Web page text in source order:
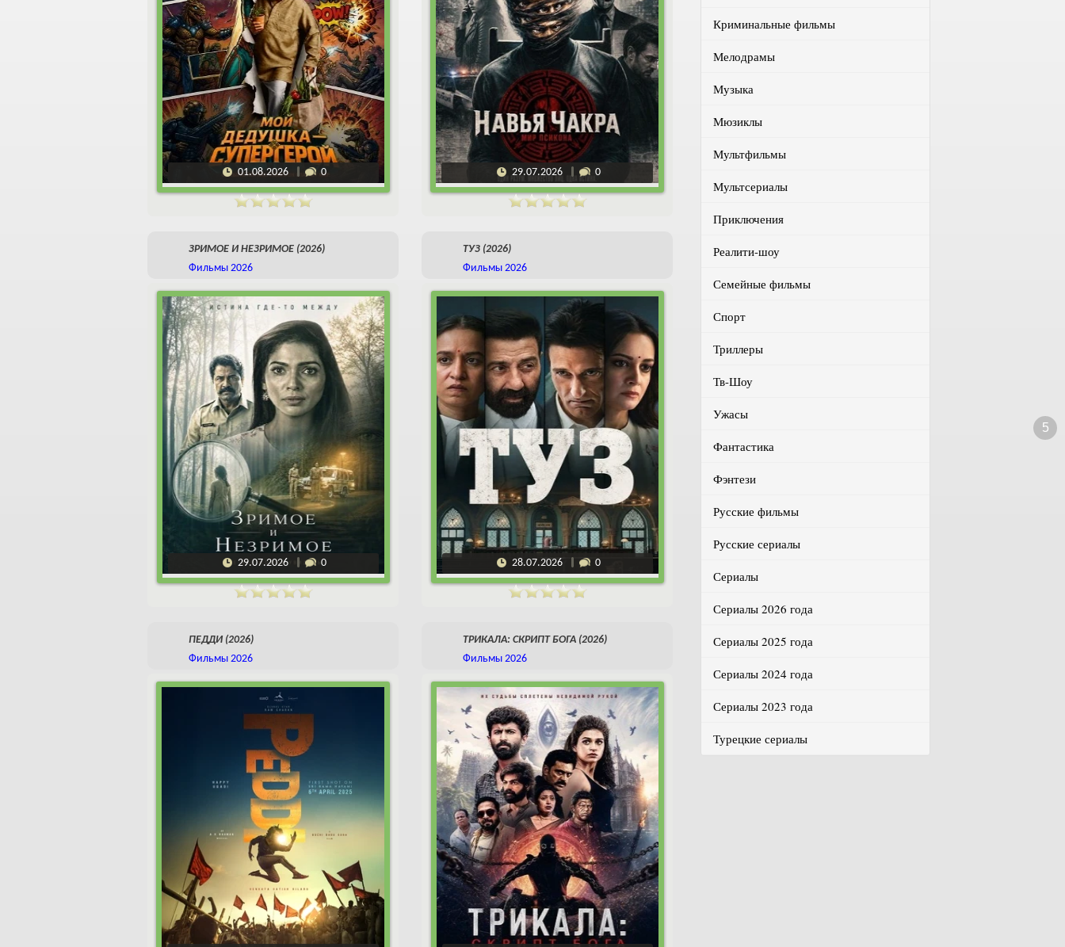
01.08.2026 0 29.07.2026 0
ЗРИМОЕ И НЕЗРИМОЕ (2026)
Фильмы 2026
29.07.2026 0
ТУЗ (2026)
Фильмы 2026
28.07.2026 0
ПЕДДИ (2026)
Фильмы 2026
ТРИКАЛА: СКРИПТ БОГА (2026)
Фильмы 2026
Криминальные фильмы
Мелодрамы
Музыка
Мюзиклы
Мультфильмы
Мультсериалы
Приключения
Реалити-шоу
Семейные фильмы
Спорт
Триллеры
Тв-Шоу
Ужасы
Фантастика
Фэнтези
Русские фильмы
Русские сериалы
Сериалы
Сериалы 2026 года
Сериалы 2025 года
Сериалы 2024 года
Сериалы 2023 года
Турецкие сериалы
5